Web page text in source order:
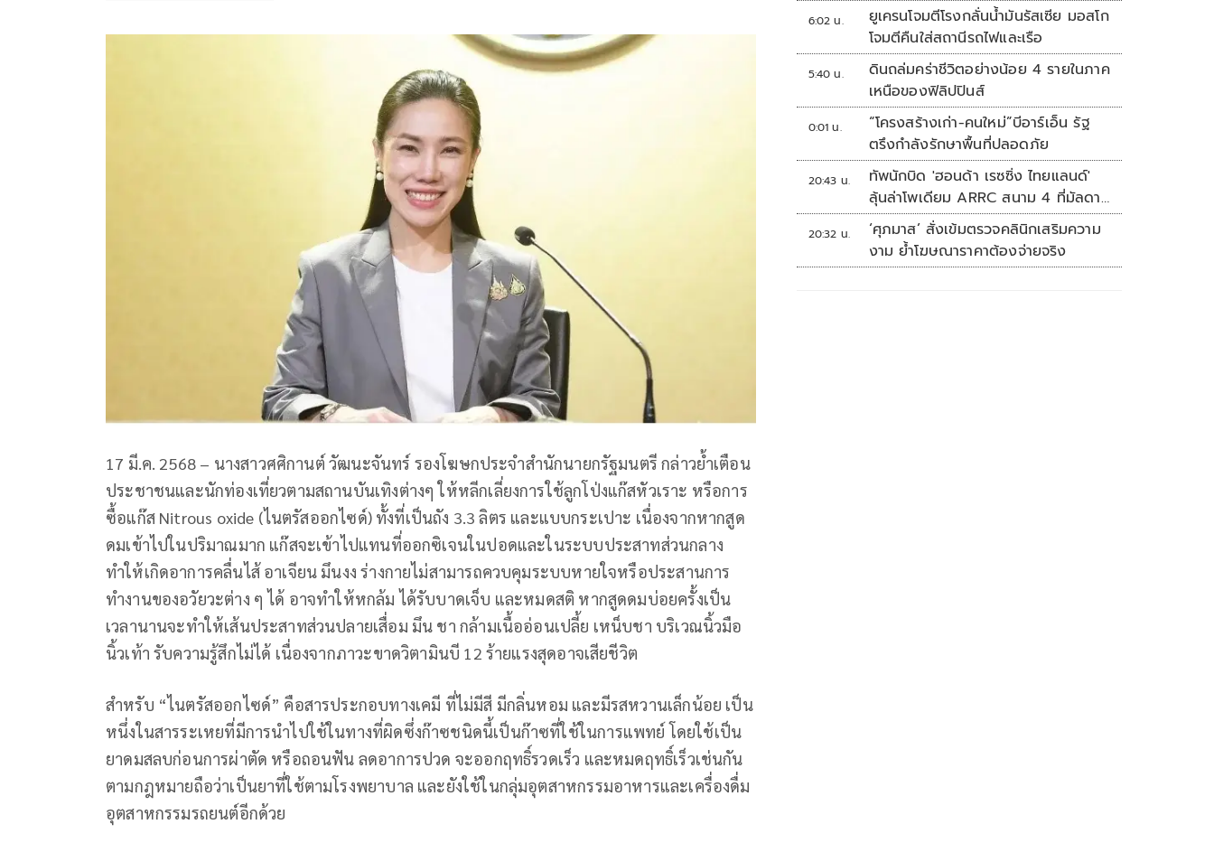
17 มี.ค. 2568 – นางสาวศศิกานต์ วัฒนะจันทร์ รองโฆษกประจำสำนักนายกรัฐมนตรี กล่าวย้ำเตือน
ประชาชนและนักท่องเที่ยวตามสถานบันเทิงต่างๆ ให้หลีกเลี่ยงการใช้ลูกโป่งแก๊สหัวเราะ หรือการ
ซื้อแก๊ส Nitrous oxide (ไนตรัสออกไซด์) ทั้งที่เป็นถัง 3.3 ลิตร และแบบกระเปาะ เนื่องจากหากสูด
ดมเข้าไปในปริมาณมาก แก๊สจะเข้าไปแทนที่ออกซิเจนในปอดและในระบบประสาทส่วนกลาง
ทำให้เกิดอาการคลื่นไส้ อาเจียน มึนงง ร่างกายไม่สามารถควบคุมระบบหายใจหรือประสานการ
ทำงานของอวัยวะต่าง ๆ ได้ อาจทำให้หกล้ม ได้รับบาดเจ็บ และหมดสติ หากสูดดมบ่อยครั้งเป็น
เวลานานจะทำให้เส้นประสาทส่วนปลายเสื่อม มึน ชา กล้ามเนื้ออ่อนเปลี้ย เหน็บชา บริเวณนิ้วมือ
นิ้วเท้า รับความรู้สึกไม่ได้ เนื่องจากภาวะขาดวิตามินบี 12 ร้ายแรงสุดอาจเสียชีวิต
สำหรับ “ไนตรัสออกไซด์” คือสารประกอบทางเคมี ที่ไม่มีสี มีกลิ่นหอม และมีรสหวานเล็กน้อย เป็น
หนึ่งในสารระเหยที่มีการนำไปใช้ในทางที่ผิดซึ่งก๊าซชนิดนี้เป็นก๊าซที่ใช้ในการแพทย์ โดยใช้เป็น
ยาดมสลบก่อนการผ่าตัด หรือถอนฟัน ลดอาการปวด จะออกฤทธิ์รวดเร็ว และหมดฤทธิ์เร็วเช่นกัน
ตามกฎหมายถือว่าเป็นยาที่ใช้ตามโรงพยาบาล และยังใช้ในกลุ่มอุตสาหกรรมอาหารและเครื่องดื่ม
อุตสาหกรรมรถยนต์อีกด้วย
6:02 น.
ยูเครนโจมตีโรงกลั่นน้ำมันรัสเซีย มอสโก
โจมตีคืนใส่สถานีรถไฟและเรือ
5:40 น.
ดินถล่มคร่าชีวิตอย่างน้อย 4 รายในภาค
เหนือของฟิลิปปินส์
0:01 น.
“โครงสร้างเก่า-คนใหม่”บีอาร์เอ็น รัฐ
ตรึงกำลังรักษาพื้นที่ปลอดภัย
20:43 น.
ทัพนักบิด 'ฮอนด้า เรซซิ่ง ไทยแลนด์'
ลุ้นล่าโพเดียม ARRC สนาม 4 ที่มัลดาลิ
กา
20:32 น.
‘ศุภมาส’ สั่งเข้มตรวจคลินิกเสริมความ
งาม ย้ำโฆษณาราคาต้องจ่ายจริง